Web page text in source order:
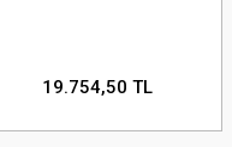
19.754,50 TL